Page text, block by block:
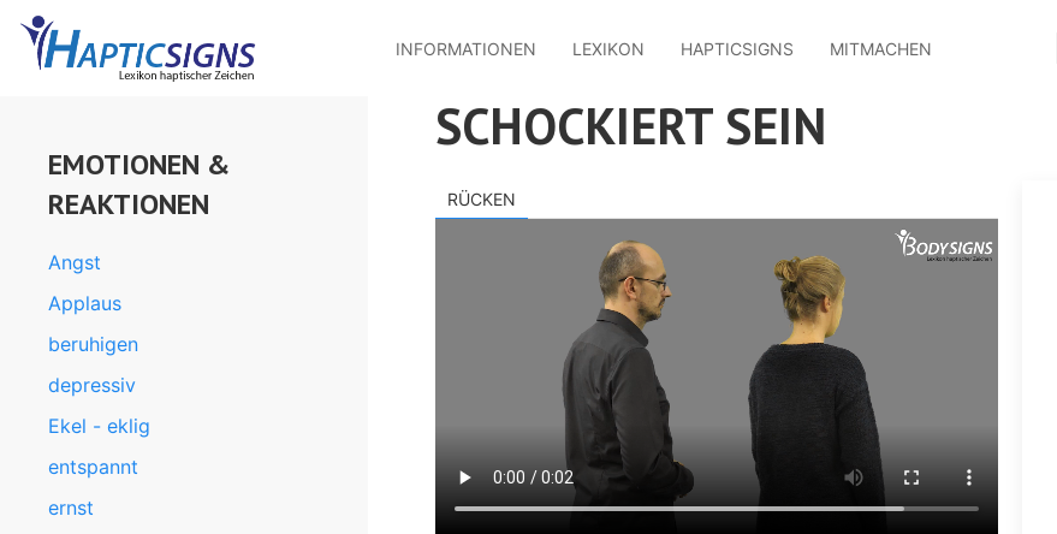
Direkt
zum
Inhalt
INFORMATIONEN LEXIKON HAPTICSIGNS MITMACHEN
SCHOCKIERT SEIN
RÜCKEN
EMOTIONEN &
REAKTIONEN
Angst
Applaus
beruhigen
depressiv
Ekel - eklig
entspannt
ernst